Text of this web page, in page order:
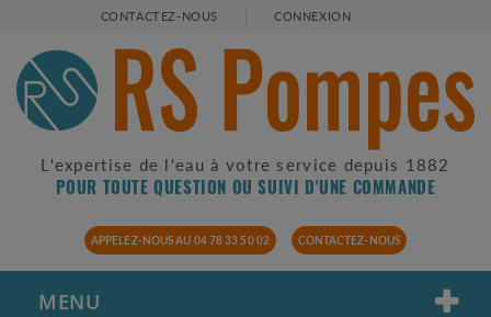
CONTACTEZ-NOUS CONNEXION
L'expertise de l'eau à votre service depuis 1882
POUR TOUTE QUESTION OU SUIVI D'UNE COMMANDE
APPELEZ-NOUS AU 04 78 33 50 02 CONTACTEZ-NOUS
MENU